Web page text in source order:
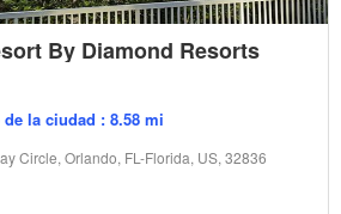
By Diamond Resorts
la ciudad : 8.58 mi
Circle, Orlando, FL-Florida, US, 32836